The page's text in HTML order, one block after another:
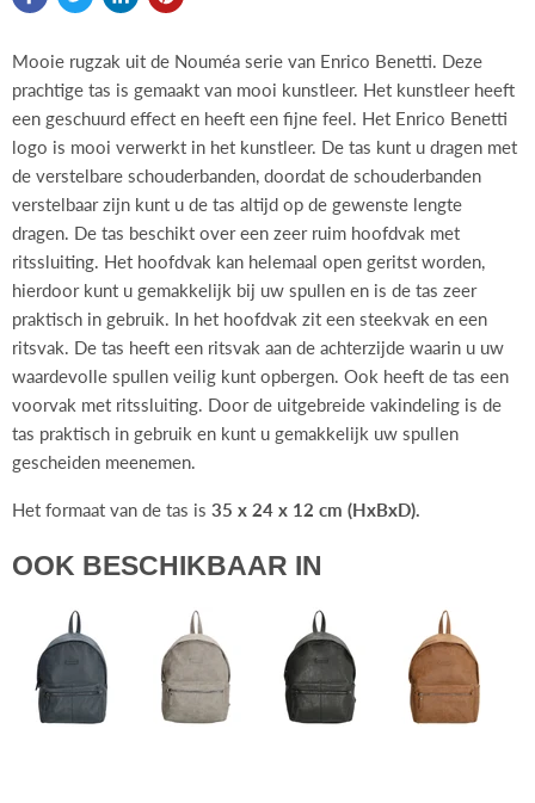
Mooie rugzak uit de Nouméa serie van Enrico Benetti. Deze
prachtige tas is gemaakt van mooi kunstleer. Het kunstleer heeft
een geschuurd effect en heeft een fijne feel. Het Enrico Benetti
logo is mooi verwerkt in het kunstleer. De tas kunt u dragen met
de verstelbare schouderbanden, doordat de schouderbanden
verstelbaar zijn kunt u de tas altijd op de gewenste lengte
dragen. De tas beschikt over een zeer ruim hoofdvak met
ritssluiting. Het hoofdvak kan helemaal open geritst worden,
hierdoor kunt u gemakkelijk bij uw spullen en is de tas zeer
praktisch in gebruik. In het hoofdvak zit een steekvak en een
ritsvak. De tas heeft een ritsvak aan de achterzijde waarin u uw
waardevolle spullen veilig kunt opbergen. Ook heeft de tas een
voorvak met ritssluiting. Door de uitgebreide vakindeling is de
tas praktisch in gebruik en kunt u gemakkelijk uw spullen
gescheiden meenemen.
Het formaat van de tas is 35 x 24 x 12 cm (HxBxD).
OOK BESCHIKBAAR IN